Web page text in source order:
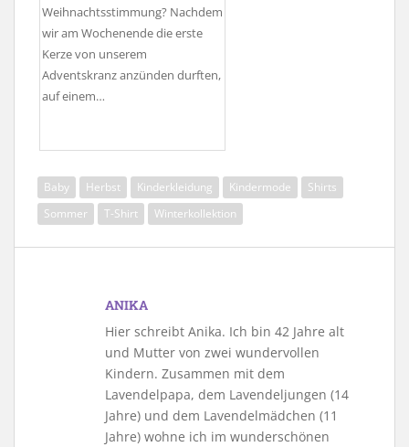
Weihnachtsstimmung? Nachdem
wir am Wochenende die erste
Kerze von unserem
Adventskranz anzünden durften,
auf einem…
Baby Herbst Kinderkleidung Kindermode
Shirts
Sommer
T-Shirt Winterkollektion
ANIKA
Hier schreibt Anika. Ich bin 42 Jahre alt
und Mutter von zwei wundervollen
Kindern. Zusammen mit dem
Lavendelpapa, dem Lavendeljungen (14
Jahre) und dem Lavendelmädchen (11
Jahre) wohne ich im wunderschönen